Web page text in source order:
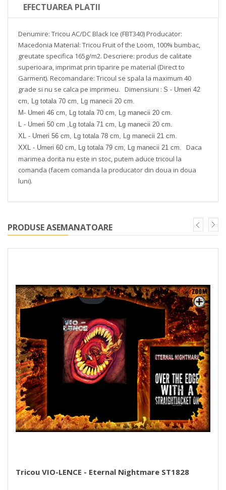
EFECTUAREA PLATII
Denumire: Tricou AC/DC Black Ice (FBT340)Producator:
Macedonia Material: Tricou Fruit of the Loom, 100% bumbac,
greutate specifica 165g/m2. Descriere: produs de calitate
superioara, imprimat prin tiparire pe material (Direct to
Garment). Recomandare: Tricoul se spala la maximum 40
grade si nu se calca pe imprimeu. Dimensiuni : S - Umeri 42
cm, Lg totala 70 cm, Lg manecii 20 cm.
M- Umeri 46 cm, Lg totala 70 cm, Lg manecii 20 cm.
L - Umeri 50 cm ,Lg totala 71 cm, Lg manecii 20 cm.
XL - Umeri 56 cm, Lg totala 78 cm, Lg manecii 21 cm.
XXL - Umeri 60 cm, Lg totala 79 cm, Lg manecii 21 cm.
Daca
marimea dorita nu este in stoc, putem aduce tricoul la
comanda (facem comanda la producator din doua in doua
luni).
PRODUSE ASEMANATOARE
Tricou VIO-LENCE - Eternal Nightmare ST1828